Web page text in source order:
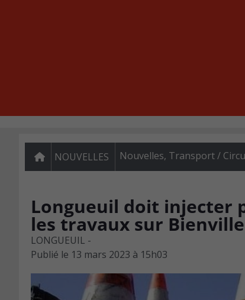
NOUVELLES Nouvelles, Transport /
Longueuil doit injecter
les travaux sur Bienville
LONGUEUIL -
Publié le 13 mars 2023 à 15h03